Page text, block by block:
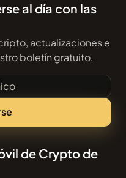
al día con las
actualizaciones e
boletín gratuito.
de Crypto de